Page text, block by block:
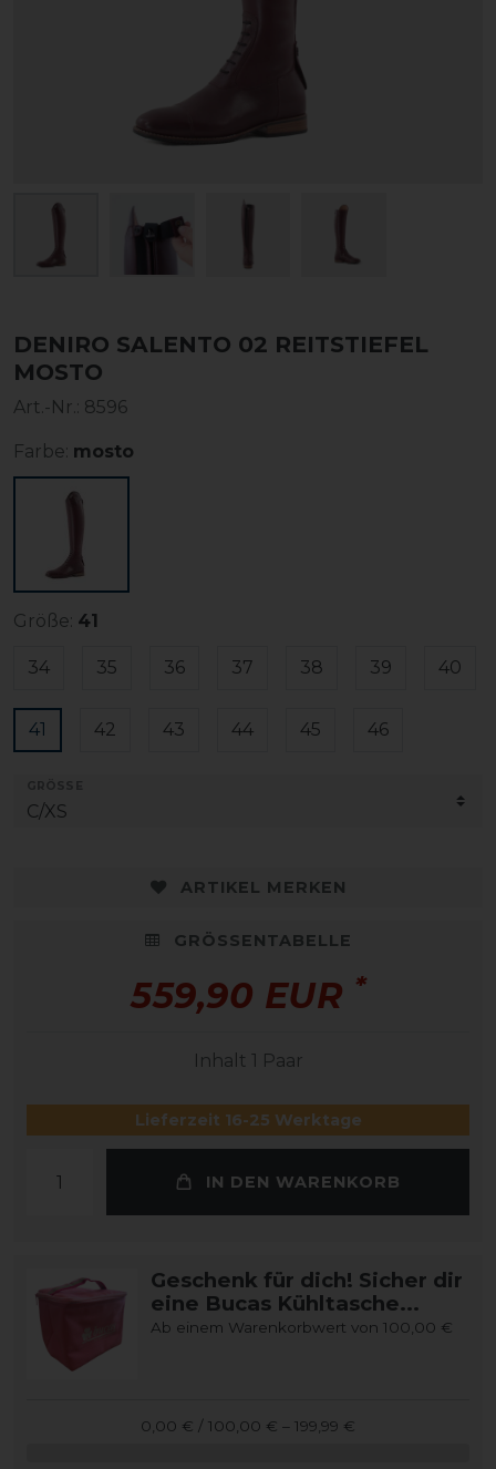
DENIRO SALENTO 02 REITSTIEFEL
MOSTO
Art.-Nr.: 8596
Farbe: mosto
Größe: 41
34 35 36 37 38 39 40
41 42 43 44 45 46
ARTIKEL MERKEN
GRÖSSENTABELLE
559,90 EUR *
Inhalt 1 Paar
Lieferzeit 16-25 Werktage
IN DEN WARENKORB
Geschenk für dich! Sicher dir
eine Bucas Kühltasche...
Ab einem Warenkorbwert von 100,00 €
0,00 € / 100,00 € – 199,99 €